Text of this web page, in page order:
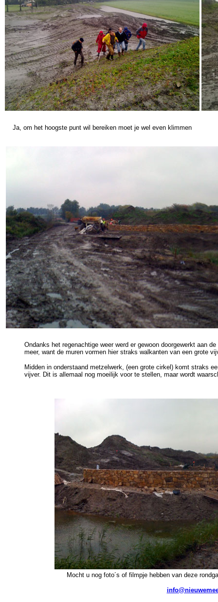
Ja, om het hoogste punt wil bereiken moet je wel even klimmen
Ondanks het regenachtige weer werd er gewoon doorgewerkt aan
meer, want de muren vormen hier straks walkanten van een grote
Midden in onderstaand metzelwerk, (een grote cirkel) komt straks
vijver. Dit is allemaal nog moeilijk voor te stellen, maar wordt
Mocht u nog foto´s of filmpje hebben van deze